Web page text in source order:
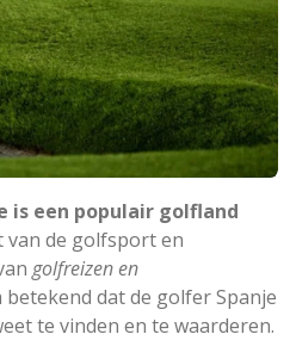
is een populair golfland
van de golfsport en
golfreizen en
dat de golfer Spanje
te vinden en te waarderen.